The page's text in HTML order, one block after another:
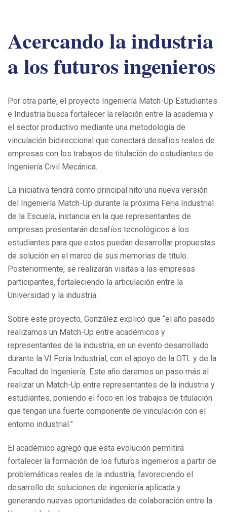
Acercando la industria
a los futuros ingenieros
Por otra parte, el proyecto Ingeniería Match-Up Estudiantes
e Industria busca fortalecer la relación entre la academia y
el sector productivo mediante una metodología de
vinculación bidireccional que conectará desafíos reales de
empresas con los trabajos de titulación de estudiantes de
Ingeniería Civil Mecánica.
La iniciativa tendrá como principal hito una nueva versión
del Ingeniería Match-Up durante la próxima Feria Industrial
de la Escuela, instancia en la que representantes de
empresas presentarán desafíos tecnológicos a los
estudiantes para que estos puedan desarrollar propuestas
de solución en el marco de sus memorias de título.
Posteriormente, se realizarán visitas a las empresas
participantes, fortaleciendo la articulación entre la
Universidad y la industria.
Sobre este proyecto, González explicó que “el año pasado
realizamos un Match-Up entre académicos y
representantes de la industria, en un evento desarrollado
durante la VI Feria Industrial, con el apoyo de la OTL y de la
Facultad de Ingeniería. Este año daremos un paso más al
realizar un Match-Up entre representantes de la industria y
estudiantes, poniendo el foco en los trabajos de titulación
que tengan una fuerte componente de vinculación con el
entorno industrial.”
El académico agregó que esta evolución permitirá
fortalecer la formación de los futuros ingenieros a partir de
problemáticas reales de la industria, favoreciendo el
desarrollo de soluciones de ingeniería aplicada y
generando nuevas oportunidades de colaboración entre la